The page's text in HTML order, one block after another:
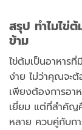
สรุป ทำไมไข่
ข้าม
ไข่ต้มเป็นอาหารที่
ง่าย ไม่ว่าคุณจะต้
เพียงต้องการอา
เยี่ยม แต่ที่สำคัญคื
หลาย ควบคู่กับก